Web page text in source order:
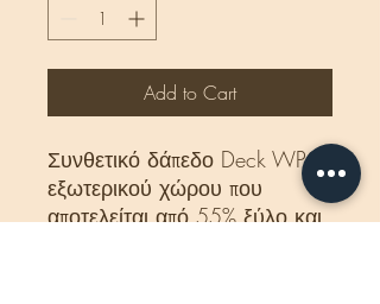
Add to Cart
Συνθετικό δάπεδο Deck WPC
εξωτερικού χώρου που
αποτελείται από 55% ξύλο και